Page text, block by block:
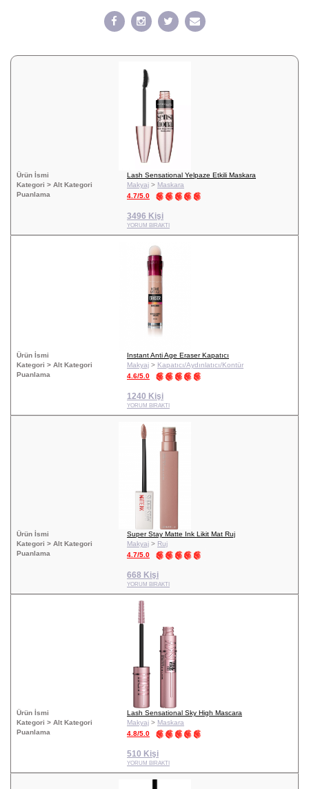
Ürün İsmi
Lash Sensational Yelpaze Etkili Maskara
Kategori > Alt Kategori
Makyaj > Maskara
Puanlama
4.7/5.0
3496 Kişi
YORUM BIRAKTI
Ürün İsmi
Instant Anti Age Eraser Kapatıcı
Kategori > Alt Kategori
Makyaj > Kapatıcı/Aydınlatıcı/Kontür
Puanlama
4.6/5.0
1240 Kişi
YORUM BIRAKTI
Ürün İsmi
Super Stay Matte Ink Likit Mat Ruj
Kategori > Alt Kategori
Makyaj > Ruj
Puanlama
4.7/5.0
668 Kişi
YORUM BIRAKTI
Ürün İsmi
Lash Sensational Sky High Mascara
Kategori > Alt Kategori
Makyaj > Maskara
Puanlama
4.8/5.0
510 Kişi
YORUM BIRAKTI